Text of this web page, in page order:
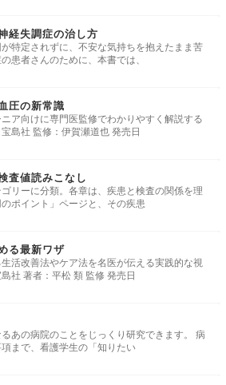
経失調症の治し方
特定されずに、不安な気持ちを抱えたまま苦
患者さんのために、本書では、
圧の新常識
ア向けに専門医監修でわかりやすく解説する
島社 監修：伊賀瀬道也 発売日
査値読みこなし
リーに分類。各章は、疾患と検査の関係を理
ポイント」ページと、その疾患
る最新ワザ
活改善法やケア法を名医が伝える実践的な視
社 著者：平松 類 監修 発売日
あの病院のことをじっくり研究できます。 病
まで、看護学生の「知りたい